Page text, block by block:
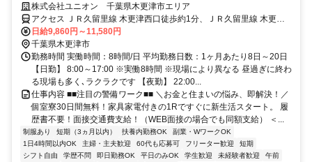
★仕事が早く終わった時でも日給保証
株式会社ユニオン 千葉県木更津市エリア
アクセス ＪＲ久留里線 木更津西口徒歩約1分、ＪＲ久留里線 木更津
西口徒歩約1分、ＪＲ久留里線 木更津西口徒歩約1分 千葉県木更津市
エリア（木更津駅、巌根駅、祇園駅、上総清川駅、東清川駅、馬来田
駅等）
日給9,860円～11,580円
千葉県木更津市
勤務時間 実働時間：8時間/日 平均勤務日数：1ヶ月あたり8日～20日
【日勤】 8:00～17:00 ※実働8時間 ※現場により異なる 昼過ぎに終わ
る現場も多く､ラクラクです 【夜勤】 22:00...
仕事内容 ■■注目の警備ワーク■■ ＼お金と住まいの悩み、即解決！／
個室寮30日間無料！家具家電付きの1Rですぐに新生活スタート。 履
歴書不要！面接交通費支給！（WEB面接の場合でも同額支給） ＜...
制服あり 短期（3ヵ月以内） 扶養内勤務OK
副業・WワークOK
1日4時間以内OK
主婦・主夫歓迎 60代も応募可 フリーター歓迎
短期
シフト自由
学歴不問 即日勤務OK 平日のみOK 学生歓迎 未経験者歓迎
午前